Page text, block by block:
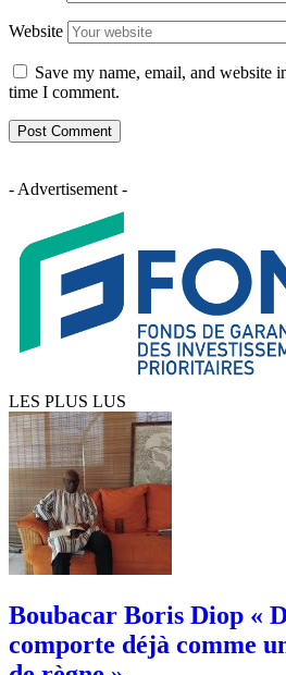
Website
Save my name, email, and website
time I comment.
- Advertisement -
LES PLUS LUS
Boubacar Boris Diop «
comporte déjà comme